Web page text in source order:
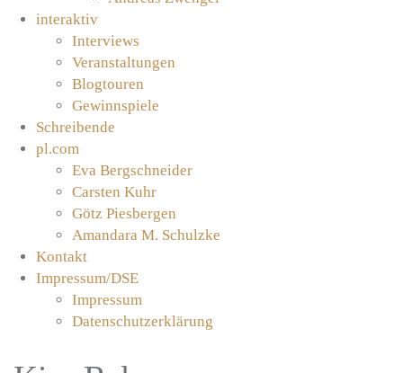
interaktiv
Interviews
Veranstaltungen
Blogtouren
Gewinnspiele
Schreibende
pl.com
Eva Bergschneider
Carsten Kuhr
Götz Piesbergen
Amandara M. Schulzke
Kontakt
Impressum/DSE
Impressum
Datenschutzerklärung